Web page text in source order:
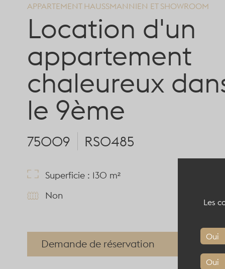
APPARTEMENT HAUSSMANNIEN ET SHOWROOM
Location d'un
appartement
chaleureux
le 9ème
75009 RS0485
Superficie : 130 m²
Non
Demande de réservation
Les
Oui
Oui